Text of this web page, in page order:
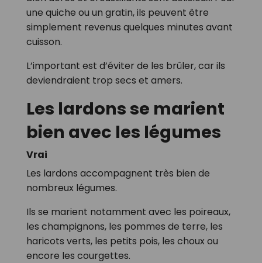
une quiche ou un gratin, ils peuvent être
simplement revenus quelques minutes avant
cuisson.
L’important est d’éviter de les brûler, car ils
deviendraient trop secs et amers.
Les lardons se marient
bien avec les légumes
Vrai
Les lardons accompagnent très bien de
nombreux légumes.
Ils se marient notamment avec les poireaux,
les champignons, les pommes de terre, les
haricots verts, les petits pois, les choux ou
encore les courgettes.